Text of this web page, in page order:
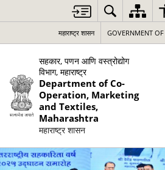
महाराष्ट्र शासन GOVERNMENT
सहकार, पणन आणि वस्त्रोद्योग
विभाग, महाराष्ट्र
Department of Co-
Operation, Marketing
and Textiles,
Maharashtra
महाराष्ट्र शासन